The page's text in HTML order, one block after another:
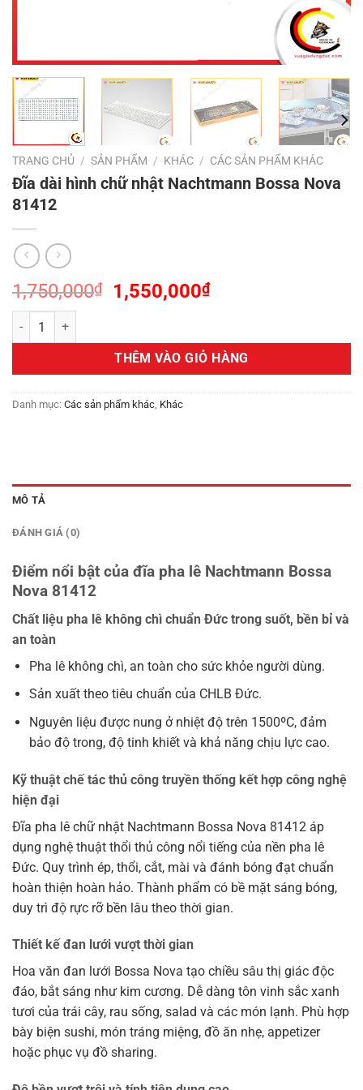
TRANG CHỦ / SẢN PHẨM / KHÁC / CÁC SẢN PHẨM KHÁC
Đĩa dài hình chữ nhật Nachtmann Bossa Nova
81412
1,750,000₫
Giá
1,750,000₫.
1,550,000₫Giá
là:
1,550,000₫.
Đĩa dài hình chữ nhật Nachtmann Bossa Nova 81412 số lượng
THÊM VÀO GIỎ HÀNG
Danh mục: Các sản phẩm khác, Khác
MÔ TẢ
ĐÁNH GIÁ (0)
Điểm nổi bật của đĩa pha lê Nachtmann Bossa
Nova 81412
Chất liệu pha lê không chì chuẩn Đức trong suốt, bền bỉ và
an toàn
Pha lê không chì, an toàn cho sức khỏe người dùng.
Sản xuất theo tiêu chuẩn của CHLB Đức.
Nguyên liệu được nung ở nhiệt độ trên 1500ºC, đảm
bảo độ trong, độ tinh khiết và khả năng chịu lực cao.
Kỹ thuật chế tác thủ công truyền thống kết hợp công nghệ
hiện đại
Đĩa pha lê chữ nhật Nachtmann Bossa Nova 81412 áp
dụng nghệ thuật thổi thủ công nổi tiếng của nền pha lê
Đức. Quy trình ép, thổi, cắt, mài và đánh bóng đạt chuẩn
hoàn thiện hoàn hảo. Thành phẩm có bề mặt sáng bóng,
duy trì độ rực rỡ bền lâu theo thời gian.
Thiết kế đan lưới vượt thời gian
Hoa văn đan lưới Bossa Nova tạo chiều sâu thị giác độc
đáo, bắt sáng như kim cương. Dễ dàng tôn vinh sắc xanh
tươi của trái cây, rau sống, salad và các món lạnh. Phù hợp
bày biện sushi, món tráng miệng, đồ ăn nhẹ, appetizer
hoặc phục vụ đồ sharing.